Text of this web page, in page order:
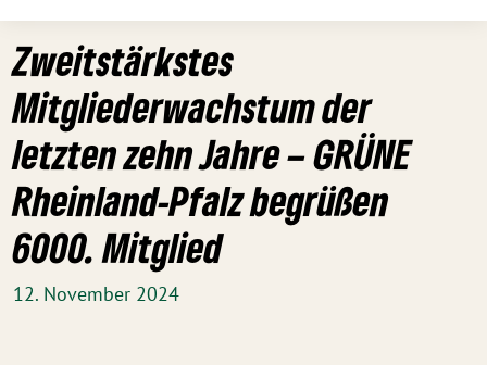
Zweitstärkstes
Mitgliederwachstum der
letzten zehn Jahre – GRÜNE
Rheinland-Pfalz begrüßen
6000. Mitglied
12. November 2024